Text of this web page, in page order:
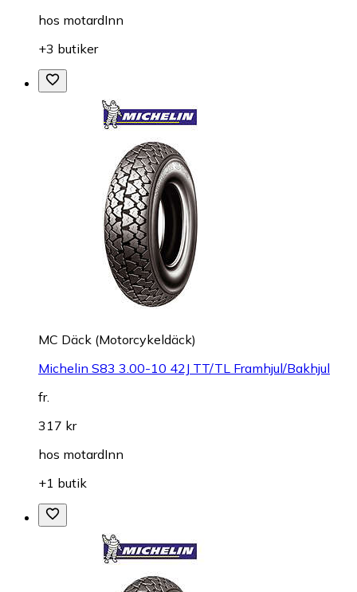
hos motardInn
+3 butiker
MC Däck (Motorcykeldäck)
Michelin S83 3.00-10 42J TT/TL Framhjul/Bakhjul
fr.
317 kr
hos motardInn
+1 butik